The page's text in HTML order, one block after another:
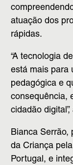
atuação dos
rápidas.
“A tecnologia
está mais para
pedagógica e
consequência,
cidadão
Bianca Serrão,
da Criança
Portugal, e